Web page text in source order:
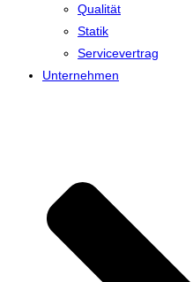
Qualität
Statik
Servicevertrag
Unternehmen